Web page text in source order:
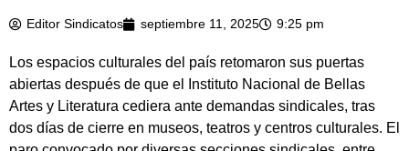
Editor Sindicatos septiembre 11, 2025 9:25 pm
Los espacios culturales del país retomaron sus puertas
abiertas después de que el Instituto Nacional de Bellas
Artes y Literatura cediera ante demandas sindicales, tras
dos días de cierre en museos, teatros y centros culturales. El